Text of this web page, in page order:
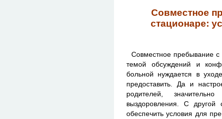
Совместное
стационаре:
Совместное пребывание с
темой обсуждений и
больной нуждается в
предоставить. Да и
родителей,
выздоровления. С другой
обеспечить условия для